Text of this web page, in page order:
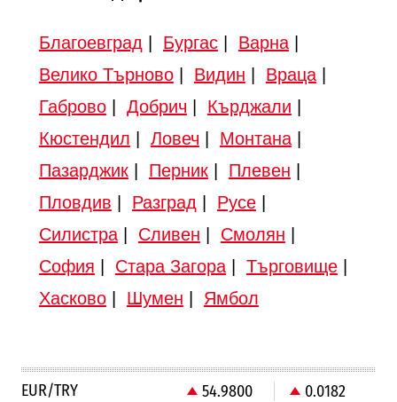
Благоевград | Бургас| Варна|
Велико Търново| Видин | Враца|
Габрово| Добрич | Кърджали |
Кюстендил | Ловеч | Монтана|
Пазарджик| Перник| Плевен |
Пловдив | Разград | Русе|
Силистра| Сливен | Смолян |
София | Стара Загора| Търговище|
Хасково| Шумен | Ямбол
EUR/TRY 54.9800
0.0182